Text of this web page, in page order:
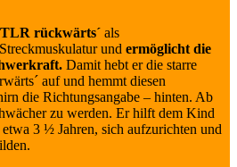
rückwärts´ als
und ermöglicht die
Damit hebt er die starre
auf und hemmt diesen
die Richtungsangabe – hinten. Ab
zu werden. Er hilft dem Kind
3 ½ Jahren, sich aufzurichten und